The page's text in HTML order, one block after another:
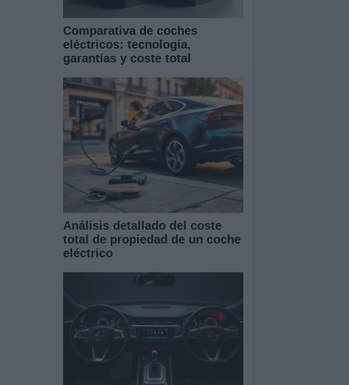
Comparativa de coches
eléctricos: tecnología,
garantías y coste total
Análisis detallado del coste
total de propiedad de un coche
eléctrico